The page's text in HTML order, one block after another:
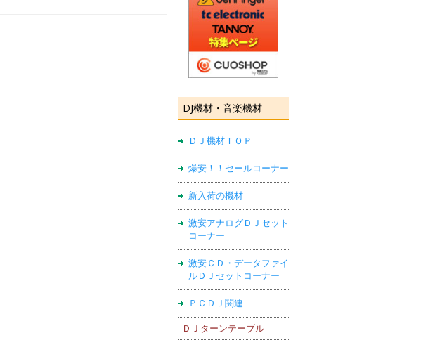
DJ機材・音楽機材
ＤＪ機材ＴＯＰ
爆安！！セールコーナー
新入荷の機材
激安アナログＤＪセット
コーナー
激安ＣＤ・データファイ
ルＤＪセットコーナー
ＰＣＤＪ関連
ＤＪターンテーブル